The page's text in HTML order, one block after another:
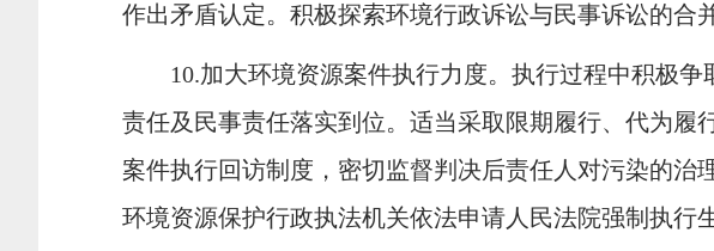
作出矛盾认定。积极探索环境行政诉讼与民事诉讼的合
10.加大环境资源案件执行力度。执行过程中积极
责任及民事责任落实到位。适当采取限期履行、代为
案件执行回访制度，密切监督判决后责任人对污染的
环境资源保护行政执法机关依法申请人民法院强制执